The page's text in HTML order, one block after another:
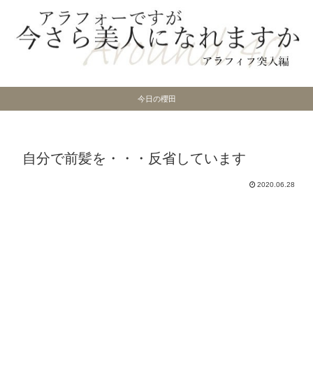
今日の櫻田
自分で前髪を・・・反省しています
2020.06.28